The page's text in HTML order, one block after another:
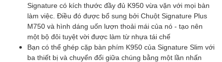
Signature có kích thước đầy đủ K950 vừa vặn với mọi bàn
làm việc. Điều đó được bổ sung bởi Chuột Signature Plus
M750 và hình dáng uốn lượn thoải mái của nó - tạo nên
một bộ đôi tuyệt vời được làm từ nhựa tái chế
Bạn có thể ghép cặp bàn phím K950 của Signature Slim với
ba thiết bị và chuyển đổi giữa chúng bằng một lần nhấn